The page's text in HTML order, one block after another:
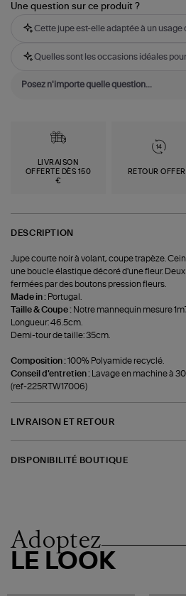
Une question sur ce produit ?
Cette jupe est-elle adaptée à un usage
Quelles sont les occasions idéales
LIVRAISON
OFFERTE DÈS 150
€
RETOUR
DESCRIPTION
Jupe courte noir à volant, coupe trapèze.
une boucle élastique décoré d'une fleur.
fermées par des boutons pression fleurs.
Made in : Portugal.
Taille & Coupe : Notre mannequin mesure
Longueur: 46.5cm.
Demi-tour de taille: 35cm.
Composition :100% Polyamide recyclé.
Conseil d'entretien : Lavage en machine à
(ref-225RTW17006)
LIVRAISON ET RETOUR
DISPONIBILITÉ BOUTIQUE
Adoptez
LE LOOK